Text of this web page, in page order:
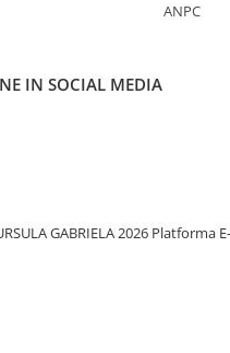
ANPC
IN SOCIAL MEDIA
GABRIELA 2026 Platforma E-